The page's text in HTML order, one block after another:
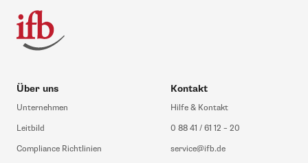
Über uns
Unternehmen
Leitbild
Compliance Richtlinien
Kontakt
Hilfe & Kontakt
0 88 41 / 61 12 – 20
service@ifb.de